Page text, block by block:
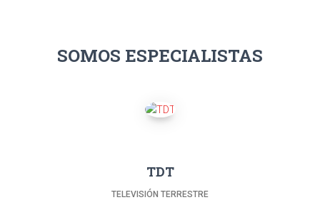
SOMOS ESPECIALISTAS
TDT
TELEVISIÓN TERRESTRE